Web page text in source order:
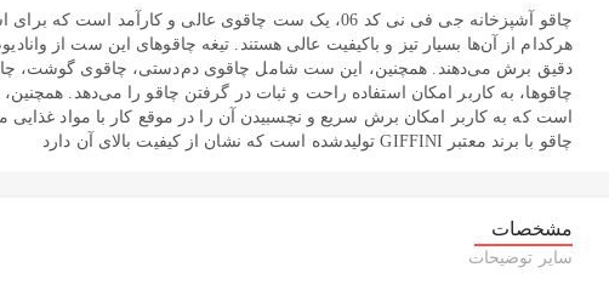
چاقو آشپزخانه جی فی نی کد 06، یک ست چاقوی عالی
دقیق برش می‌دهند. همچنین، این ست شامل چاقوی دم‌دستی، چاقوی گوشت،
چاقوها، به کاربر امکان استفاده راحت و ثبات در گرفتن چاقو را می‌دهد.
است که به کاربر امکان برش سریع و نچسبیدن آن را در موقع کار با مواد غذایی
چاقو با برند معتبر GIFFINI تولیدشده است که نشان از کیفیت بالای آن دارد
مشخصات
سایر توضیحات